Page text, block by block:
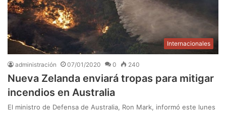
Internacionales
administración 07/01/2020 0 240
Nueva Zelanda enviará tropas para mitigar
incendios en Australia
El ministro de Defensa de Australia, Ron Mark, informó este lunes